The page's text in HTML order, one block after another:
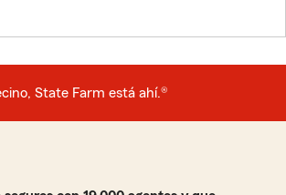
State Farm está ahí.®